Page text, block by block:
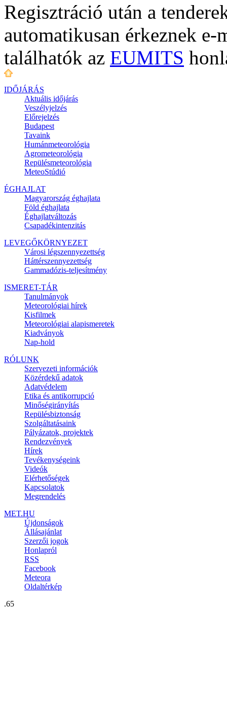
Regisztráció után a
automatikusan érkeznek
találhatók az EUMITS
IDŐJÁRÁS
Aktuális időjárás
Veszélyjelzés
Előrejelzés
Budapest
Tavaink
Humánmeteorológia
Agrometeorológia
Repülésmeteorológia
MeteoStúdió
ÉGHAJLAT
Magyarország éghajlata
Föld éghajlata
Éghajlatváltozás
Csapadékintenzitás
LEVEGŐKÖRNYEZET
Városi légszennyezettség
Háttérszennyezettség
Gammadózis-teljesítmény
ISMERET-TÁR
Tanulmányok
Meteorológiai hírek
Kisfilmek
Meteorológiai alapismeretek
Kiadványok
Nap-hold
RÓLUNK
Szervezeti információk
Közérdekű adatok
Adatvédelem
Etika és antikorrupció
Minőségirányítás
Repülésbiztonság
Szolgáltatásaink
Pályázatok, projektek
Rendezvények
Hírek
Tevékenységeink
Videók
Elérhetőségek
Kapcsolatok
Megrendelés
MET.HU
Újdonságok
Állásajánlat
Szerzői jogok
Honlapról
RSS
Facebook
Meteora
Oldaltérkép
.65